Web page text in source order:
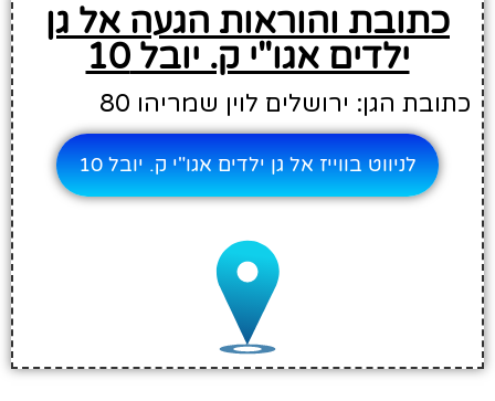
כתובת והוראות הגעה אל גן
ילדים אגו"י ק. יובל 10
כתובת הגן: ירושלים לוין שמריהו 80
לניווט בווייז אל גן ילדים אגו"י ק. יובל 10